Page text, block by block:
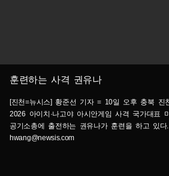
훈련하는 사격 권유나
[진천=뉴시스] 황준선 기자 = 10일 오후 충북 진
2026 아이치·나고야 아시안게임 사격 국가대표
공기소총에 출전하는 권유나가 훈련을 하고 있다
hwang@newsis.com